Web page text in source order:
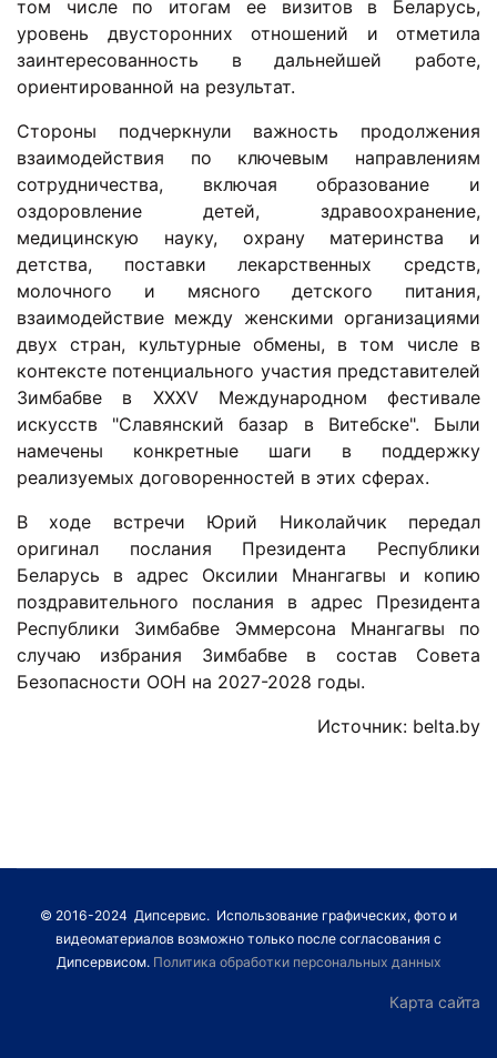
том числе по итогам ее визитов в Беларусь,
уровень двусторонних отношений и отметила
заинтересованность в дальнейшей работе,
ориентированной на результат.
Стороны подчеркнули важность продолжения
взаимодействия по ключевым направлениям
сотрудничества, включая образование и
оздоровление детей, здравоохранение,
медицинскую науку, охрану материнства и
детства, поставки лекарственных средств,
молочного и мясного детского питания,
взаимодействие между женскими организациями
двух стран, культурные обмены, в том числе в
контексте потенциального участия представителей
Зимбабве в XXXV Международном фестивале
искусств "Славянский базар в Витебске". Были
намечены конкретные шаги в поддержку
реализуемых договоренностей в этих сферах.
В ходе встречи Юрий Николайчик передал
оригинал послания Президента Республики
Беларусь в адрес Оксилии Мнангагвы и копию
поздравительного послания в адрес Президента
Республики Зимбабве Эммерсона Мнангагвы по
случаю избрания Зимбабве в состав Совета
Безопасности ООН на 2027-2028 годы.
Источник: belta.by
© 2016-2024 Дипсервис. Использование графических, фото и
видеоматериалов возможно только после согласования с
Дипсервисом. Политика обработки персональных данных
Карта сайта